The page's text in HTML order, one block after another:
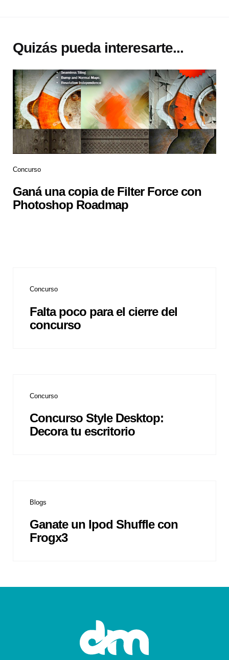
Quizás pueda interesarte...
Concurso
Ganá una copia de Filter Force con
Photoshop Roadmap
Concurso
Falta poco para el cierre del
concurso
Concurso
Concurso Style Desktop:
Decora tu escritorio
Blogs
Ganate un Ipod Shuffle con
Frogx3